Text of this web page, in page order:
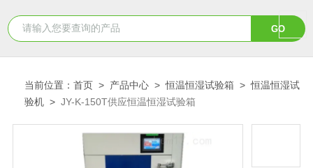
当前位置：首页 > 产品中心 >恒温恒湿试验箱 >恒温恒湿试
验机 >JY-K-150T供应恒温恒湿试验箱